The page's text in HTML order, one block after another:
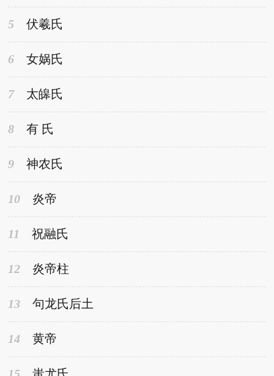
5 伏羲氏
6 女娲氏
7 太皞氏
8 有 氏
9 神农氏
10 炎帝
11 祝融氏
12 炎帝柱
13 句龙氏后土
14 黄帝
15 蚩尤氏